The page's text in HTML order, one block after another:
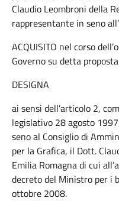
Claudio Leombroni della
rappresentante in seno
ACQUISITO nel corso
Governo su detta
DESIGNA
ai sensi dell’articolo 2,
legislativo 28 agosto
seno al Consiglio di
per la Grafica, il Dott.
Emilia Romagna di cui
decreto del Ministro per i
ottobre 2008.